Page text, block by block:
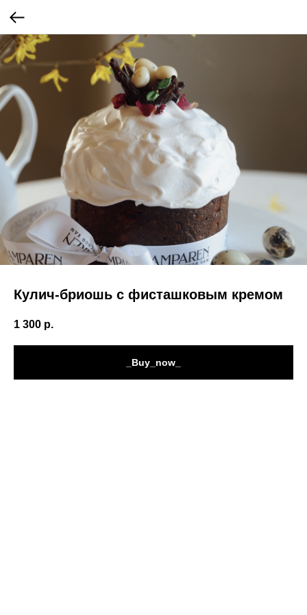
Кулич-бриошь с фисташковым кремом
1 300 р.
_Buy_now_